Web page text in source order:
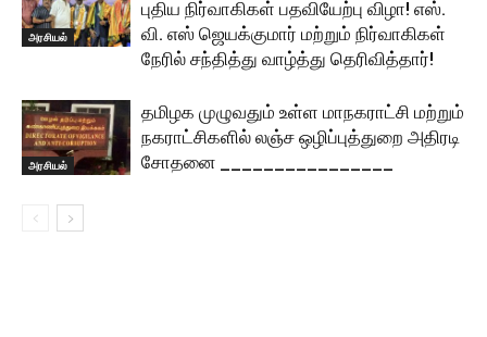
அரசியல்
புதிய நிர்வாகிகள் பதவியேற்பு விழா! எஸ்.
வி. எஸ் ஜெயக்குமார் மற்றும் நிர்வாகிகள்
நேரில் சந்தித்து வாழ்த்து தெரிவித்தார்!
அரசியல்
தமிழக முழுவதும் உள்ள மாநகராட்சி மற்றும்
நகராட்சிகளில் லஞ்ச ஒழிப்புத்துறை அதிரடி
சோதனை ________________